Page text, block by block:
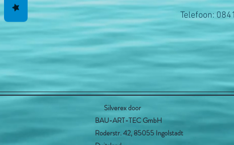
Telefoon:
Silverex door
BAU-ART-TEC GmbH
Roderstr. 42, 85055 Ingolstadt